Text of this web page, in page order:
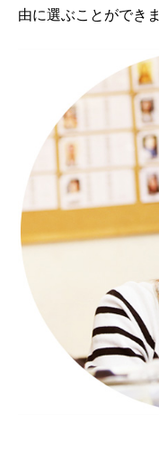
由に選ぶことができま